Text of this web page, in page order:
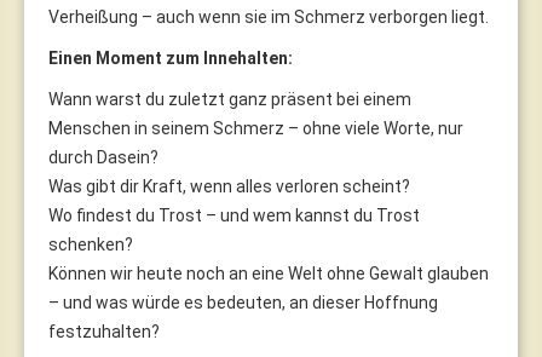
Verheißung – auch wenn sie im Schmerz verborgen liegt.
Einen Moment zum Innehalten:
Wann warst du zuletzt ganz präsent bei einem
Menschen in seinem Schmerz – ohne viele Worte, nur
durch Dasein?
Was gibt dir Kraft, wenn alles verloren scheint?
Wo findest du Trost – und wem kannst du Trost
schenken?
Können wir heute noch an eine Welt ohne Gewalt glauben
– und was würde es bedeuten, an dieser Hoffnung
festzuhalten?